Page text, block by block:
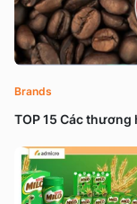
TOP 15 Các thương
Brands